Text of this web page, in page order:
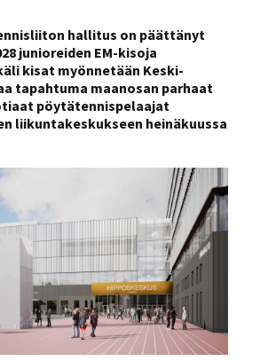
hallitus on päättänyt
junioreiden EM-kisoja
kisat myönnetään Keski-
tapahtuma maanosan parhaat
pöytätennispelaajat
liikuntakeskukseen heinäkuussa